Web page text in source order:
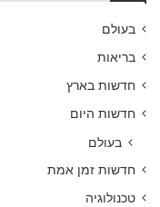
בעולם
בריאות
חדשות בארץ
חדשות היום
בעולם
חדשות זמן אמת
טכנולוגיה